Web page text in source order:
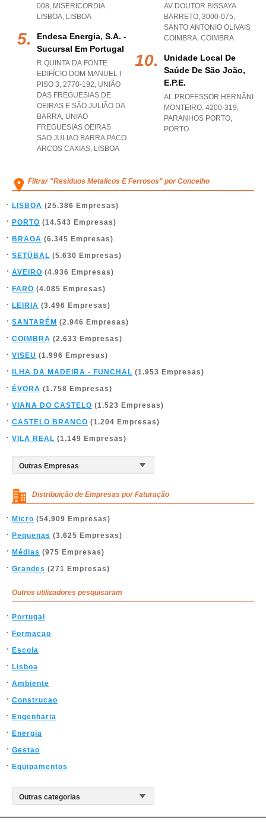
008, MISERICORDIA
LISBOA, LISBOA
Endesa Energia, S.a. -
Sucursal Em Portugal
R QUINTA DA FONTE
EDIFÍCIO DOM MANUEL I
PISO 3, 2770-192, UNIÃO
DAS FREGUESIAS DE
OEIRAS E SÃO JULIÃO DA
BARRA, UNIAO
FREGUESIAS OEIRAS
SAO JULIAO BARRA PACO
ARCOS CAXIAS, LISBOA
AV DOUTOR BISSAYA
BARRETO, 3000-075,
SANTO ANTONIO OLIVAIS
COIMBRA, COIMBRA
Unidade Local De
Saúde De São João,
E.p.e.
AL PROFESSOR HERNÂNI
MONTEIRO, 4200-319,
PARANHOS PORTO,
PORTO
Filtrar "Residuos Metalicos E Ferrosos" por Concelho
LISBOA (25.386 Empresas)
PORTO (14.543 Empresas)
BRAGA (6.345 Empresas)
SETÚBAL (5.630 Empresas)
AVEIRO (4.936 Empresas)
FARO (4.085 Empresas)
LEIRIA (3.496 Empresas)
SANTARÉM (2.946 Empresas)
COIMBRA (2.633 Empresas)
VISEU (1.996 Empresas)
ILHA DA MADEIRA - FUNCHAL (1.953 Empresas)
ÉVORA (1.758 Empresas)
VIANA DO CASTELO (1.523 Empresas)
CASTELO BRANCO (1.204 Empresas)
VILA REAL (1.149 Empresas)
Distribuição de Empresas por Faturação
Micro (54.909 Empresas)
Pequenas (3.625 Empresas)
Médias (975 Empresas)
Grandes (271 Empresas)
Outros utilizadores pesquisaram
Portugal
Formacao
Escola
Lisboa
Ambiente
Construcao
Engenharia
Energia
Gestao
Equipamentos